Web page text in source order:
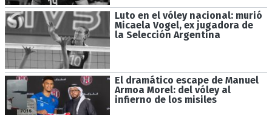
Luto en el vóley nacional: murió
Micaela Vogel, ex jugadora de
la Selección Argentina
El dramático escape de Manuel
Armoa Morel: del vóley al
infierno de los misiles